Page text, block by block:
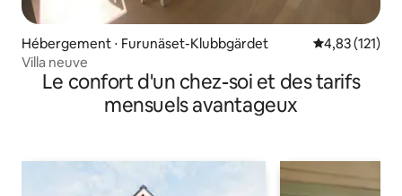
Hébergement ⋅ Furunäset-Klubbgärdet Évaluation
4,83 (121)
Villa neuve
Le confort d'un chez-soi et des tarifs
mensuels avantageux